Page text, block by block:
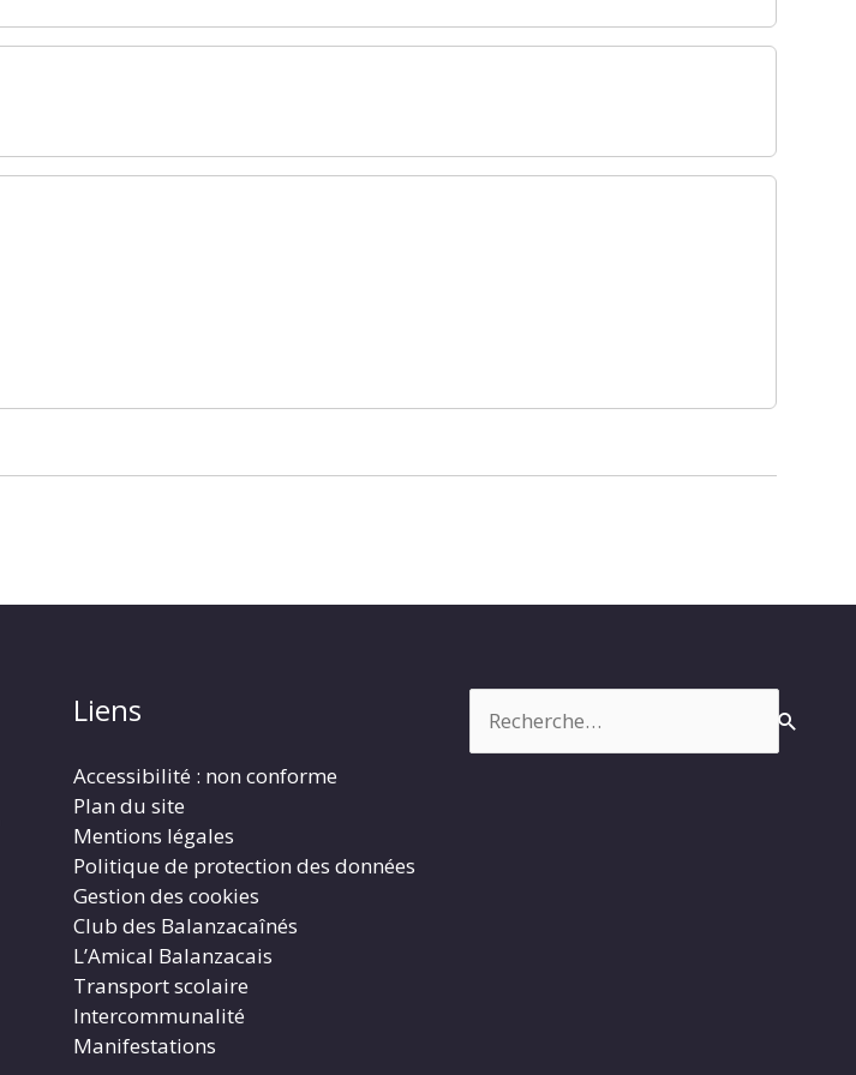
Liens
Accessibilité : non conforme
Plan du site
Mentions légales
Politique de protection des données
Gestion des cookies
Club des Balanzacaînés
L’Amical Balanzacais
Transport scolaire
Intercommunalité
Manifestations